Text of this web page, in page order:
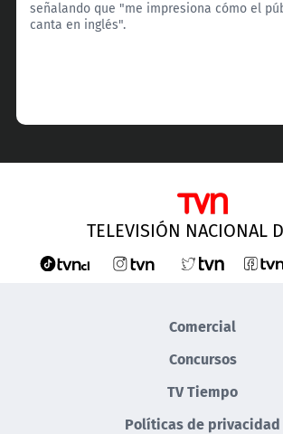
señalando que "me impresiona cómo el
canta en inglés".
TELEVISIÓN NACIONAL
Comercial
Concursos
TV Tiempo
Políticas de privacidad